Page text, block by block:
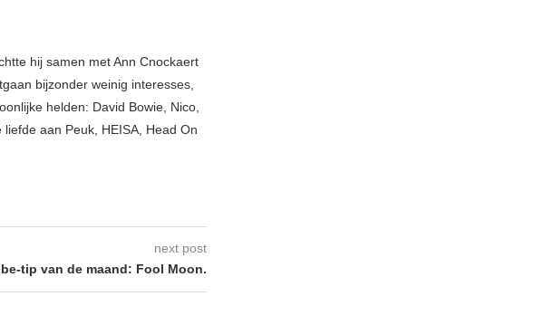
hij samen met Ann Cnockaert
bijzonder weinig interesses,
helden: David Bowie, Nico,
aan Peuk, HEISA, Head On
next post
tip van de maand: Fool Moon.